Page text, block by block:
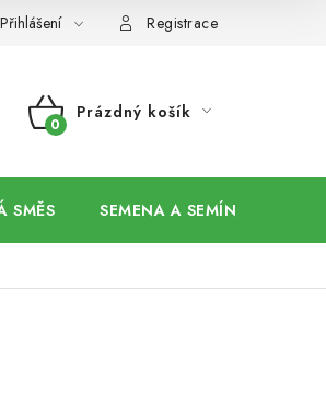
Přihlášení Registrace
NÁKUPNÍ
Prázdný košík
SMĚS SEMENA A SEMÍNKA / CHIA